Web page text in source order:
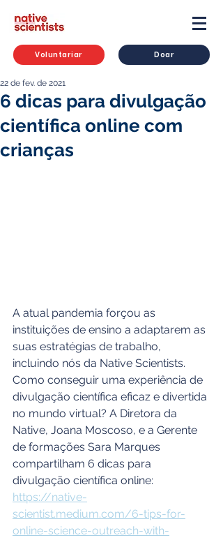
Voluntariar Doar
6 dicas para divulgação
científica online com
crianças
22 de fev. de 2021
A atual pandemia forçou as
instituições de ensino a adaptarem as
suas estratégias de trabalho,
incluindo nós da Native Scientists.
Como conseguir uma experiência de
divulgação científica eficaz e divertida
no mundo virtual? A Diretora da
Native, Joana Moscoso, e a Gerente
de formações Sara Marques
compartilham 6 dicas para
divulgação científica online:
https://native-
scientist.medium.com/6-tips-for-
online-science-outreach-with-